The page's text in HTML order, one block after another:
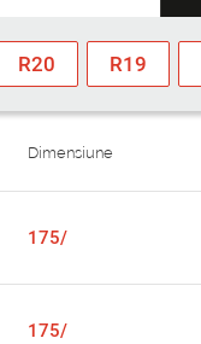
R20 R19
Dimensiune
175/
175/